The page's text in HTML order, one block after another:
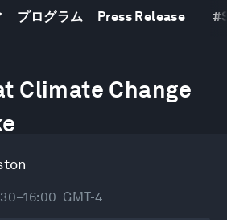
プログラム Press Release #
Climate Change
GMT-4